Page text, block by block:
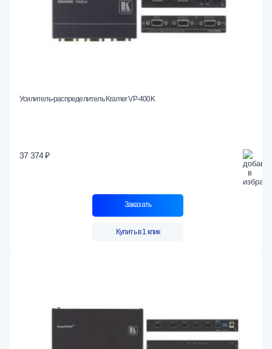
Усилитель-распределитель Kramer VP-400K
37 374 ₽
Заказать
Купить в 1 клик